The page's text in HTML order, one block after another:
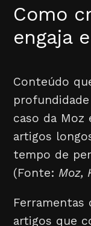
Como
engaja
Conteúdo
caso da Moz
artigos
tempo de
(Fonte: Moz,
Ferramentas
artigos que